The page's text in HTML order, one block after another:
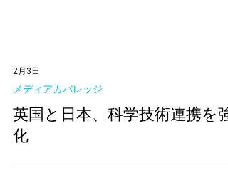
2月3日
メディアカバレッジ
英国と日本、科学技術連携を強
化